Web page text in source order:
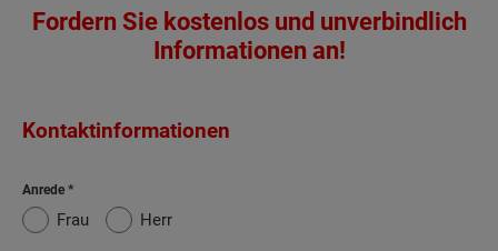
Fordern Sie kostenlos und unverbindlich
Informationen an!
Kontaktinformationen
Anrede
Frau Herr